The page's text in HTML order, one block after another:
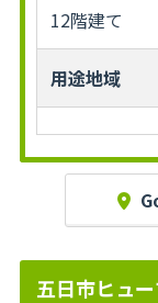
12階建て
用途地域
五日市ヒュ